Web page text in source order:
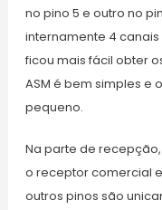
no pino 5 e outro no
internamente 4
ficou mais fácil obter
ASM é bem simples e
pequeno.
Na parte de recepção,
o receptor comercial
outros pinos são